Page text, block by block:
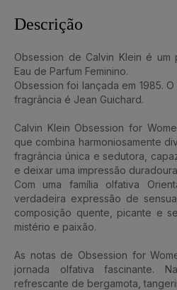
Descrição
Obsession de Calvin Klein é um
Eau de Parfum Feminino.
Obsession foi lançada em 1985.
fragrância é Jean Guichard.
Calvin Klein Obsession for
que combina harmoniosamente
fragrância única e sedutora,
e deixar uma impressão
Com uma família olfativa
verdadeira expressão de
composição quente, picante e
mistério e paixão.
As notas de Obsession for
jornada olfativa fascinante.
refrescante de bergamota,